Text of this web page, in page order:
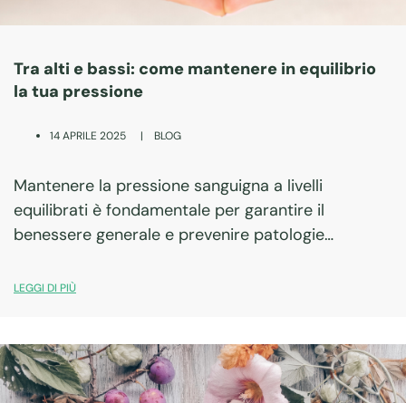
Tra alti e bassi: come mantenere in equilibrio
la tua pressione
14 APRILE 2025 | BLOG
Mantenere la pressione sanguigna a livelli
equilibrati è fondamentale per garantire il
benessere generale e prevenire patologie
quotidiano e le abitudini di vita spesso poco
LEGGI DI PIÙ